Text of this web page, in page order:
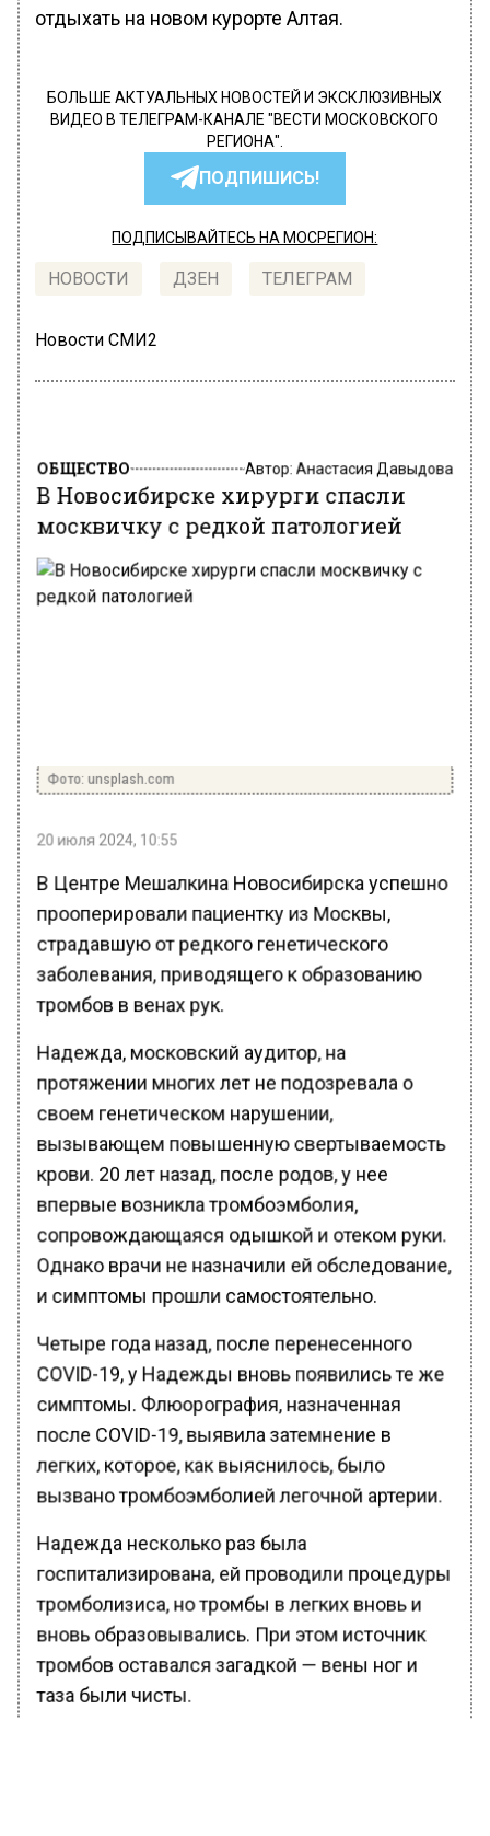
отдыхать на новом курорте Алтая.
БОЛЬШЕ АКТУАЛЬНЫХ НОВОСТЕЙ И ЭКСКЛЮЗИВНЫХ
ВИДЕО В ТЕЛЕГРАМ-КАНАЛЕ "ВЕСТИ МОСКОВСКОГО
РЕГИОНА".
ПОДПИШИСЬ!
ПОДПИСЫВАЙТЕСЬ НА МОСРЕГИОН:
НОВОСТИ ДЗЕН ТЕЛЕГРАМ
Новости СМИ2
В Новосибирске хирурги спасли
москвичку с редкой патологией
В Центре Мешалкина Новосибирска успешно
прооперировали пациентку из Москвы,
заболевания, приводящего к образованию
тромбов в венах рук.
Надежда, московский аудитор, на
протяжении многих лет не подозревала о
своем генетическом нарушении,
вызывающем повышенную свертываемость
крови. 20 лет назад, после родов, у нее
впервые возникла тромбоэмболия,
сопровождающаяся одышкой и отеком руки.
Однако врачи не назначили ей обследование,
и симптомы прошли самостоятельно.
Четыре года назад, после перенесенного
COVID-19, у Надежды вновь появились те же
симптомы. Флюорография, назначенная
после COVID-19, выявила затемнение в
легких, которое, как выяснилось, было
вызвано тромбоэмболией легочной артерии.
Надежда несколько раз была
госпитализирована, ей проводили процедуры
тромболизиса, но тромбы в легких вновь и
вновь образовывались. При этом источник
тромбов оставался загадкой — вены ног и
таза были чисты.